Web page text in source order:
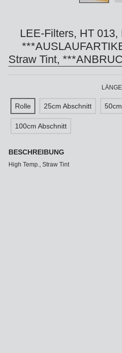
LEE-Filters, HT 013,
Straw Tint,
LÄNGE
Rolle 25cm Abschnitt
100cm Abschnitt
BESCHREIBUNG
High Temp., Straw Tint